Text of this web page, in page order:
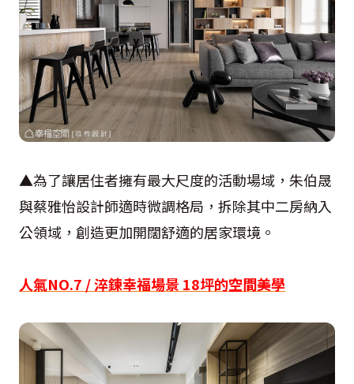
▲為了讓居住者擁有最大尺度的活動場域，朱伯晟
與蔡雅怡設計師適時微調格局，拆除其中二房納入
公領域，創造更加開闊舒適的居家環境。
人氣NO.7 / 淬鍊幸福場景 18坪的空間美學